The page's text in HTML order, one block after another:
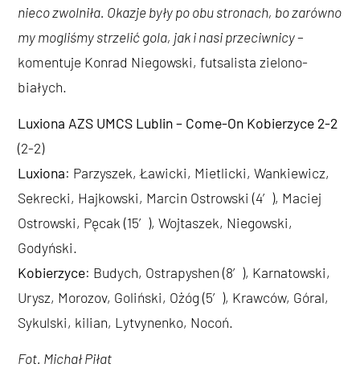
nieco zwolniła. Okazje były po obu stronach, bo zarówno
my mogliśmy strzelić gola, jak i nasi przeciwnicy–
komentuje Konrad Niegowski, futsalista zielono-
białych.
Luxiona AZS UMCS Lublin – Come-On Kobierzyce 2-2
(2-2)
Luxiona: Parzyszek, Ławicki, Mietlicki, Wankiewicz,
Sekrecki, Hajkowski, Marcin Ostrowski (4′), Maciej
Ostrowski, Pęcak (15′), Wojtaszek, Niegowski,
Godyński.
Kobierzyce: Budych, Ostrapyshen (8′), Karnatowski,
Urysz, Morozov, Goliński, Ożóg (5′), Krawców, Góral,
Sykulski, kilian, Lytvynenko, Nocoń.
Fot. Michał Piłat